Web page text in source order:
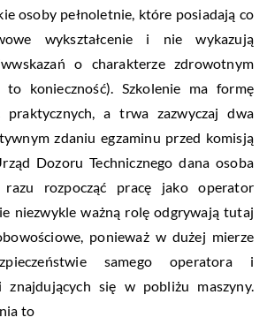
osoby pełnoletnie, które posiadają co
wykształcenie i nie wykazują
o charakterze zdrowotnym
konieczność). Szkolenie ma formę
praktycznych, a trwa zazwyczaj dwa
zdaniu egzaminu przed komisją
Dozoru Technicznego dana osoba
rozpocząć pracę jako operator
niezwykle ważną rolę odgrywają tutaj
ponieważ w dużej mierze
samego operatora i
znajdujących się w pobliżu maszyny.
to